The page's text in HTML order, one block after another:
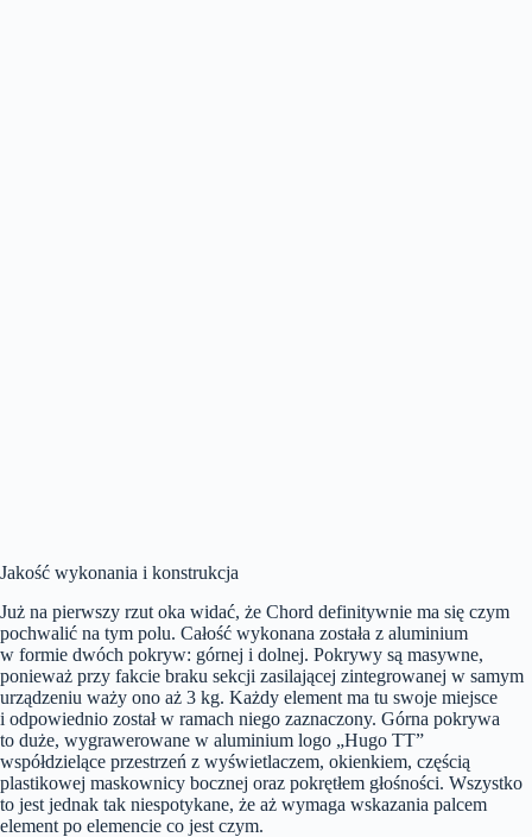
Jakość wykonania i konstrukcja
Już na pierwszy rzut oka widać, że Chord definitywnie ma się czym
pochwalić na tym polu. Całość wykonana została z aluminium
w formie dwóch pokryw: górnej i dolnej. Pokrywy są masywne,
ponieważ przy fakcie braku sekcji zasilającej zintegrowanej w samym
urządzeniu waży ono aż 3 kg. Każdy element ma tu swoje miejsce
i odpowiednio został w ramach niego zaznaczony. Górna pokrywa
to duże, wygrawerowane w aluminium logo „Hugo TT”
współdzielące przestrzeń z wyświetlaczem, okienkiem, częścią
plastikowej maskownicy bocznej oraz pokrętłem głośności. Wszystko
to jest jednak tak niespotykane, że aż wymaga wskazania palcem
element po elemencie co jest czym.